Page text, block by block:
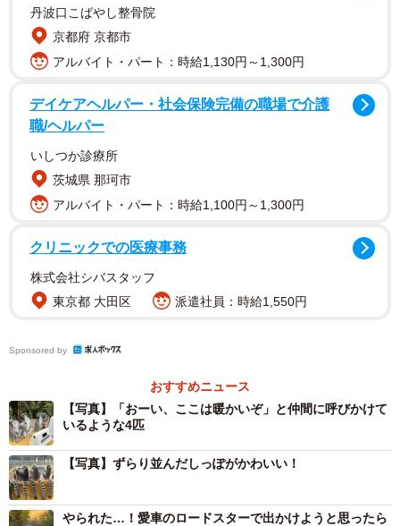
待望のヒーターが登場し、急いで集まり、仲間も誘ってい
るような表情が見て取れる。投稿した
（愛知県犬山市）飼育員の
た。
温まりやすいようにストーブに向かって手を広げます 写真提供：日本
丹波口こばやし整骨院
京都府 京都市
アルバイト・パート：時給1,130円～1,300円
デイケアヘルパー・社会保険完備の職場で介護
職/ヘルパー
いしつか診療所
茨城県 那珂市
アルバイト・パート：時給1,100円～1,300円
クリニックでの医療事務
株式会社シバスタッフ
東京都 大田区
派遣社員：時給1,550円
Sponsored by
おすすめニュース
【写真】「おーい、ここは暖かいぞ」と仲間に呼びかけて
いるような4匹
【写真】ずらり並んだしっぽがかわいい！
やられた…！愛車のロードスターで出かけようと思ったら